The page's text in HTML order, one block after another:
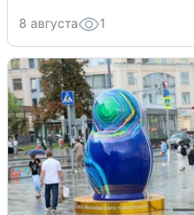
8 августа 1